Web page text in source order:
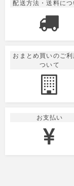
配送方法・送料につ
おまとめ買いのご利
ついて
お支払い